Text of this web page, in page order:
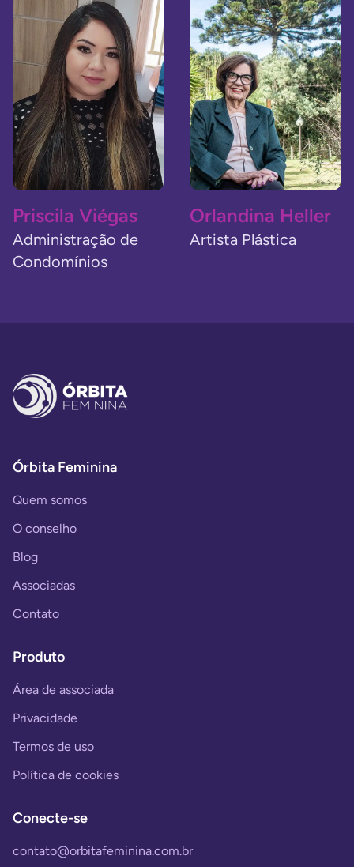
Priscila Viégas
Administração de
Condomínios
Orlandina Heller
Artista Plástica
Órbita Feminina
Quem somos
O conselho
Blog
Associadas
Contato
Produto
Área de associada
Privacidade
Termos de uso
Política de cookies
Conecte-se
contato@orbitafeminina.com.br